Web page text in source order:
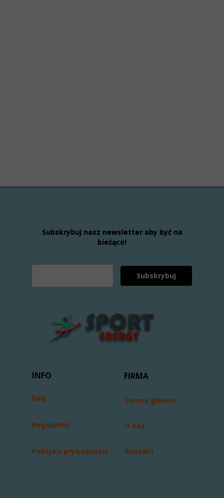
FIRMA
Strona główna
O nas
Kontakt
Subskrybuj nasz newsletter aby być na
bieżąco!
Subskrybuj
Polityka prywatności
FAQ
Regulamin
INFO